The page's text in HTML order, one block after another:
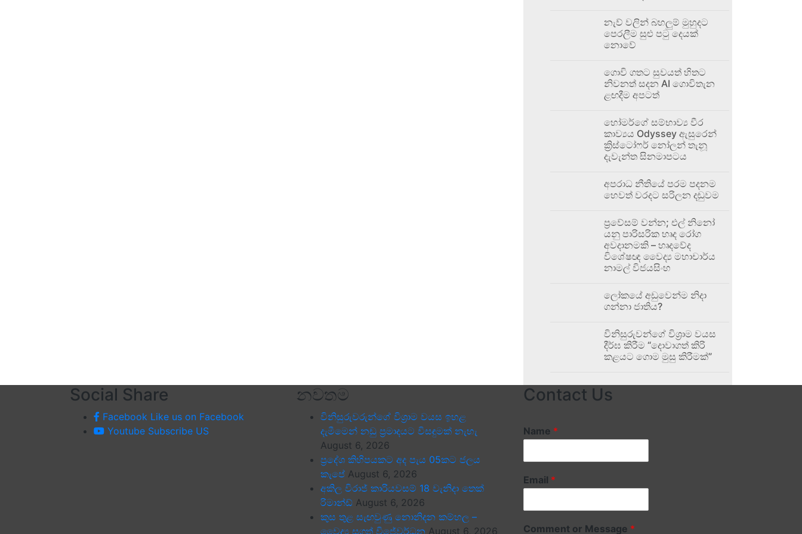
නැව් වලින් බහලුම් මුහුදට
පෙරලීම සුළු පටු දෙයක්
නොවේ
ගොවි ගතට සුවයත් හිතට
නිවනත් සදන AI ගොවිතැන
ළඟදීම අපටත්
හෝමර්ගේ සම්භාව්‍ය වීර
කාව්‍යය Odyssey ඇසුරෙන්
ක්‍රිස්ටෝෆර් නෝලන් තැනූ
දැවැන්ත සිනමාපටය
අපරාධ නීතියේ පරම පදනම
හෙවත් වරදට සරිලන දඬුවම
ප්‍රවේසම් වන්න; එල් නිනෝ
යනු පාරිසරික හෘද රෝග
අවදානමකි – හෘදවේද
විශේෂඥ වෛද්‍ය මහාචාර්ය
නාමල් විජයසිංහ
ලෝකයේ අඩුවෙන්ම නිදා
ගන්නා ජාතිය?
විනිසුරුවන්ගේ විශ්‍රාම වයස
දීර්ඝ කිරීම “දොවාගත් කිරි
කළයට ගොම මුසු කිරීමක්”
Social Share
Facebook Like us on Facebook
Youtube Subscribe US
නවතම
විනිසුරුවරුන්ගේ විශ්‍රාම වයස ඉහළ
දැමීමෙන් නඩු ප්‍රමාදයට විසඳුමක් නැහැ
August 6, 2026
ප්‍රදේශ කිහිපයකට අද පැය 05කට ජලය
කැපේ August 6, 2026
අකිල විරාජ් කාරියවසම් 18 වැනිදා තෙක්
රිමාන්ඩ් August 6, 2026
කුස තුළ සැඟවුණු නොනිදන කම්හල –
වෛද්‍ය සුගත් විජේවර්ධන August 6, 2026
Contact Us
Name *
Email *
Comment or Message *